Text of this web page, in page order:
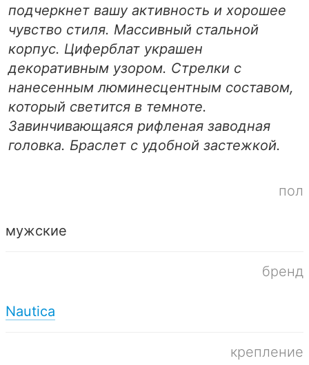
подчеркнет вашу активность и хорошее
чувство стиля. Массивный стальной
корпус. Циферблат украшен
декоративным узором. Стрелки с
нанесенным люминесцентным составом,
который светится в темноте.
Завинчивающаяся рифленая заводная
головка. Браслет с удобной застежкой.
пол
мужские
бренд
Nautica
крепление